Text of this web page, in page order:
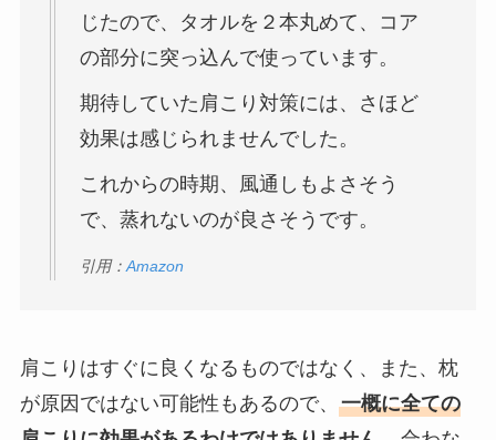
じたので、タオルを２本丸めて、コア
の部分に突っ込んで使っています。
期待していた肩こり対策には、さほど
効果は感じられませんでした。
これからの時期、風通しもよさそう
で、蒸れないのが良さそうです。
引用：Amazon
肩こりはすぐに良くなるものではなく、また、枕
が原因ではない可能性もあるので、 一概に全ての